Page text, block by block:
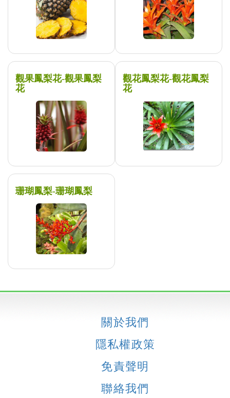
觀果鳳梨花-觀果鳳梨
花
觀花鳳梨花-觀花鳳梨
花
珊瑚鳳梨-珊瑚鳳梨
關於我們
隱私權政策
免責聲明
聯絡我們